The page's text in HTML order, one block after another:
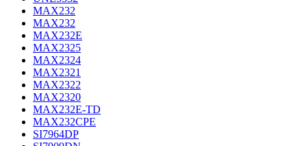
MAX232
MAX232
MAX232E
MAX2325
MAX2324
MAX2321
MAX2322
MAX2320
MAX232E-TD
MAX232CPE
SI7964DP